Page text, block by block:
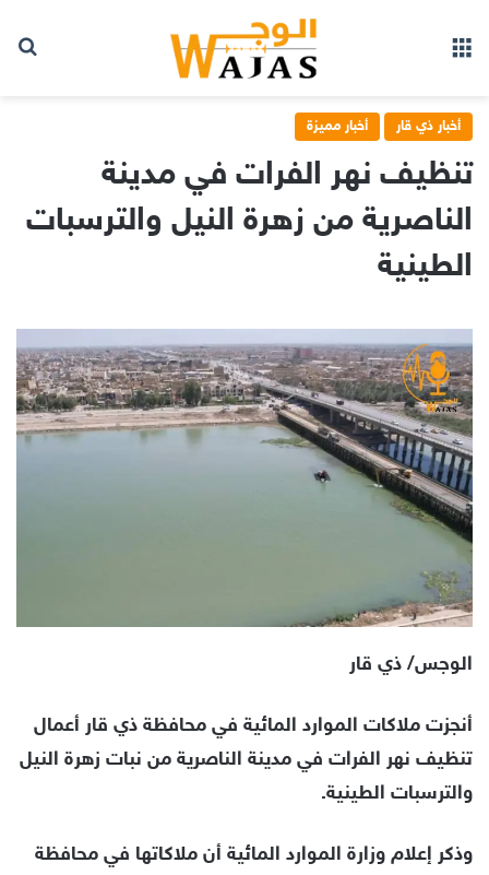
أخبار ذي قار أخبار مميزة
تنظيف نهر الفرات في مدينة
الناصرية من زهرة النيل والترسبات
الطينية
الوجس/ ذي قار
أنجزت ملاكات الموارد المائية في محافظة ذي قار أعمال
تنظيف نهر الفرات في مدينة الناصرية من نبات زهرة النيل
والترسبات الطينية.
وذكر إعلام وزارة الموارد المائية أن ملاكاتها في محافظة